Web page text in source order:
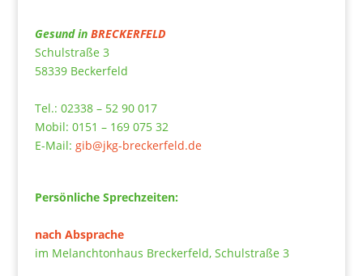
Gesund in BRECKERFELD
Schulstraße 3
58339 Beckerfeld
Tel.: 02338 – 52 90 017
Mobil: 0151 – 169 075 32
E-Mail: gib@jkg-breckerfeld.de
Persönliche Sprechzeiten:
nach Absprache
im Melanchtonhaus Breckerfeld, Schulstraße 3